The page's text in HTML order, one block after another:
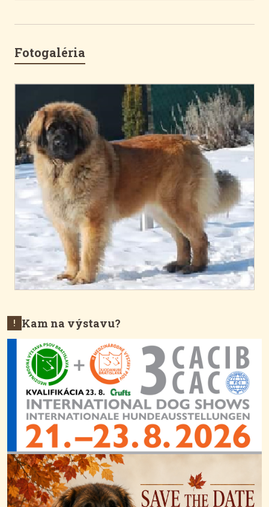
Fotogaléria
! Kam na výstavu?